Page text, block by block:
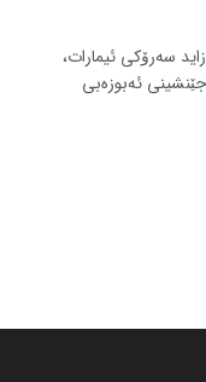
سەرۆکی ئیمارات،
ئەبوزەبی